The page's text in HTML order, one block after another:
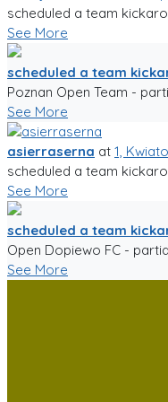
scheduled a team
See More
scheduled a team
Poznan Open Team -
See More
asierraserna at 1,
scheduled a team
See More
scheduled a team
Open Dopiewo FC -
See More